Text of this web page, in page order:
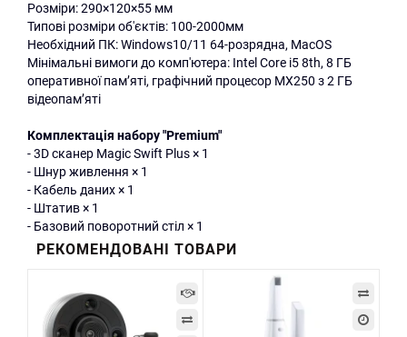
Розміри: 290×120×55 мм
Типові розміри об'єктів: 100-2000мм
Необхідний ПК: Windows10/11 64-розрядна, MacOS
Мінімальні вимоги до комп'ютера: Intel Core i5 8th, 8 ГБ
оперативної пам’яті, графічний процесор MX250 з 2 ГБ
відеопам’яті
Комплектація набору "Premium"
- 3D сканер Magic Swift Plus × 1
- Шнур живлення × 1
- Кабель даних × 1
- Штатив × 1
- Базовий поворотний стіл × 1
РЕКОМЕНДОВАНІ ТОВАРИ